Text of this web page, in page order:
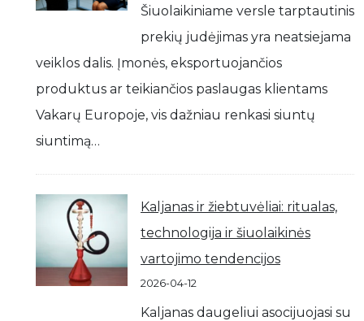
Šiuolaikiniame versle tarptautinis
prekių judėjimas yra neatsiejama
veiklos dalis. Įmonės, eksportuojančios
produktus ar teikiančios paslaugas klientams
Vakarų Europoje, vis dažniau renkasi siuntų
siuntimą…
Kaljanas ir žiebtuvėliai: ritualas,
technologija ir šiuolaikinės
vartojimo tendencijos
2026-04-12
Kaljanas daugeliui asocijuojasi su